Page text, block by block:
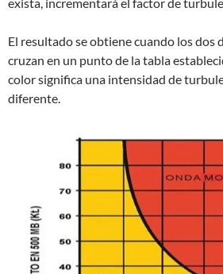
El resultado se obtiene cuando los dos
cruzan en un punto de la tabla
color significa una intensidad de
diferente.